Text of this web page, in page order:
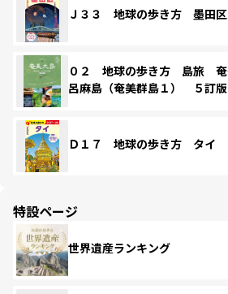
Ｊ３３ 地球の歩き方 墨田区
０２ 地球の歩き方 島旅
呂麻島（奄美群島１） ５訂版
Ｄ１７ 地球の歩き方 タイ
特設ページ
世界遺産ランキング